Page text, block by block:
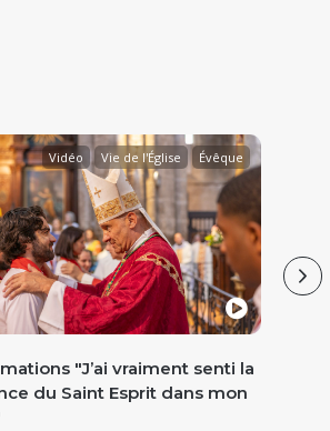
Vidéo Vie de l'Église Évêque
"J’ai vraiment senti la
du Saint Esprit dans mon